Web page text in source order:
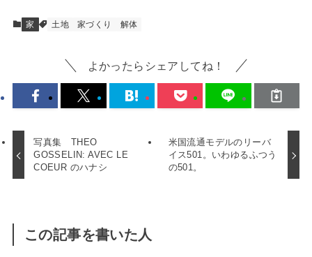
家 土地 家づくり 解体
よかったらシェアしてね！
写真集 THEO
GOSSELIN: AVEC LE
COEUR のハナシ
米国流通モデルのリーバ
イス501。いわゆるふつう
の501。
この記事を書いた人